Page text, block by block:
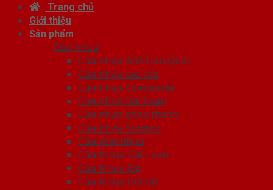
Trang chủ
Giới thiệu
Sản phẩm
Cửa nhựa
Cửa nhựa ABS Hàn Quốc
Cửa nhựa cao cấp
Cửa nhựa Composite
Cửa nhựa Đài Loan
Cửa nhựa ghép thanh
Cửa nhựa Sungyu
Cửa vòm nhựa
Cửa Nhựa Đài Loan
Cửa Nhựa Đẹp
Cửa Nhựa Giả Gỗ